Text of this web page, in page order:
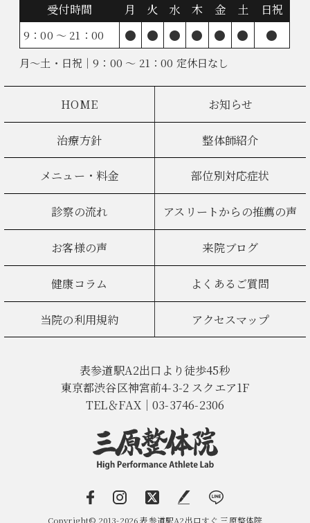
受付時間 月 火 水 木 金 土 日祝
9：00 ～ 21：00 ● ● ● ● ● ● ●
月～土・日祝｜9：00 ～ 21：00 定休日なし
HOME お知らせ
治療方針 整体師紹介
メニュー・料金 部位別対応症状
診察の流れ アスリートからの推薦の声
お客様の声 来院ブログ
健康コラム よくあるご質問
当院の利用規約 アクセスマップ
表参道駅A2出口より徒歩45秒
東京都渋谷区神宮前4-3-2 スクエア1F
TEL＆FAX｜03-3746-2306
Copyright© 2013-2026 表参道駅A2出口すぐ 三原整体院